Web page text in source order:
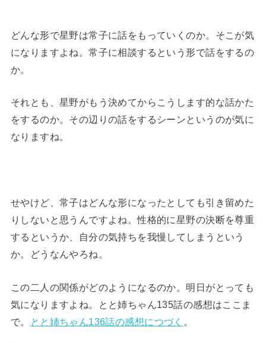
どんな形で星野は常子に話をもっていくのか。そこが気
になりますよね。常子に相談するという形で話をするの
か。
それとも、星野がもう決めてからこうします的な話かた
をするのか。その辺りの話をするシーンというのが気に
なりますね。
せやけど、常子はどんな形になったとしても引き留めた
りしないと思うんですよね。性格的に星野の決断を尊重
するというか、自分の気持ちを我慢してしまうという
か。どうなんやろね。
この二人の関係がどのようになるのか。明日がとっても
気になりますよね。とと姉ちゃん135話の感想はここま
で。
とと姉ちゃん136話の感想につづく